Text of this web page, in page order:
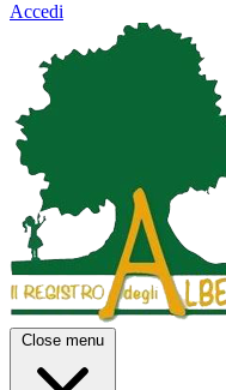
Accedi
Close menu